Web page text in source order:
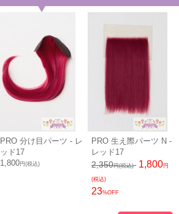
PRO 分け目パーツ - レ
ッド17
1,800円(税込)
PRO 生え際パーツ N -
レッド17
2,350円(税込) 1,800円
(税込)
23%OFF